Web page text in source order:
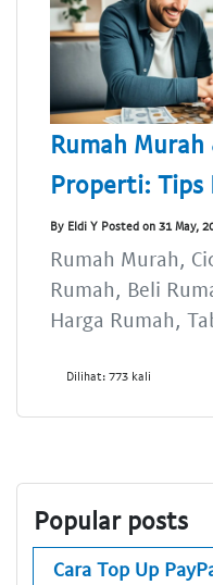
Rumah
Properti: Tips
By Eldi Y Posted on 31 May,
Rumah Murah,
Rumah, Beli
Harga Rumah,
Dilihat: 773 kali
Popular posts
Cara Top Up